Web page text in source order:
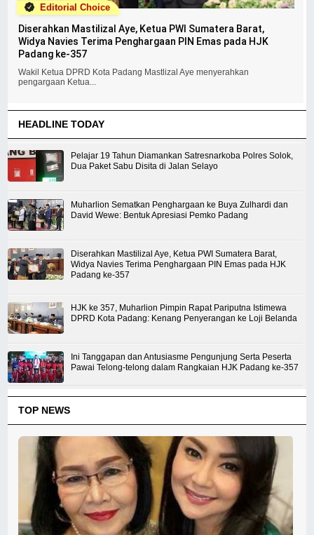
Editorial Choice
Diserahkan Mastilizal Aye, Ketua PWI Sumatera Barat,
Widya Navies Terima Penghargaan PIN Emas pada HJK
Padang ke-357
Wakil Ketua DPRD Kota Padang Mastlizal Aye menyerahkan
pengargaan Ketua...
HEADLINE TODAY
Pelajar 19 Tahun Diamankan Satresnarkoba Polres Solok,
Dua Paket Sabu Disita di Jalan Selayo
Muharlion Sematkan Penghargaan ke Buya Zulhardi dan
David Wewe: Bentuk Apresiasi Pemko Padang
Diserahkan Mastilizal Aye, Ketua PWI Sumatera Barat,
Widya Navies Terima Penghargaan PIN Emas pada HJK
Padang ke-357
HJK ke 357, Muharlion Pimpin Rapat Pariputna Istimewa
DPRD Kota Padang: Kenang Penyerangan ke Loji Belanda
Ini Tanggapan dan Antusiasme Pengunjung Serta Peserta
Pawai Telong-telong dalam Rangkaian HJK Padang ke-357
TOP NEWS